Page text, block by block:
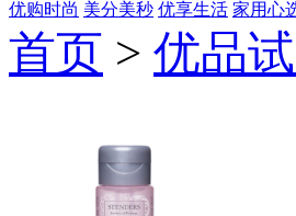
优购时尚 美分美秒 优享生活 家用心
首页 > 优品